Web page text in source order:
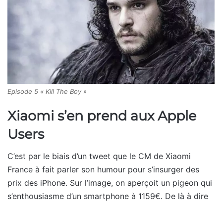
Episode 5 « Kill The Boy »
Xiaomi s’en prend aux Apple
Users
C’est par le biais d’un tweet que le CM de Xiaomi
France à fait parler son humour pour s’insurger des
prix des iPhone. Sur l’image, on aperçoit un pigeon qui
s’enthousiasme d’un smartphone à 1159€. De là à dire